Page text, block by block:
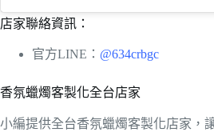
店家聯絡資訊：
官方LINE： @634crbgc
香氛蠟燭客製化全台店家
小編提供全台香氛蠟燭客製化店家，